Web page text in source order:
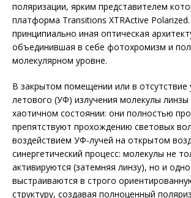
поляризации, ярким представителем
платформа Transitions XTRActive
принципиально иная оптическая
объединившая в себе фотохромизм и
молекулярном уровне.
В закрытом помещении или в
летового (УФ) излучения молекулы линзы
хаотичном состоянии: они полностью
препятствуют прохождению световых
воздействием УФ-лучей на открытом
синергетический процесс: молекулы не
активируются (затемняя линзу), но и
выстраиваются в строго
структуру, создавая полноценный